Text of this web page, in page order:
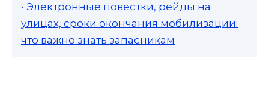
• Электронные повестки, рейды на
улицах, сроки окончания мобилизации:
что важно знать запасникам